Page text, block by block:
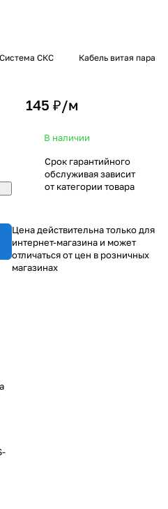
Система СКС Кабель витая пара
145 ₽/м
В наличии
Срок гарантийного
обслуживая зависит
от категории товара
Цена действительна только для
интернет-магазина и может
отличаться от цен в розничных
магазинах